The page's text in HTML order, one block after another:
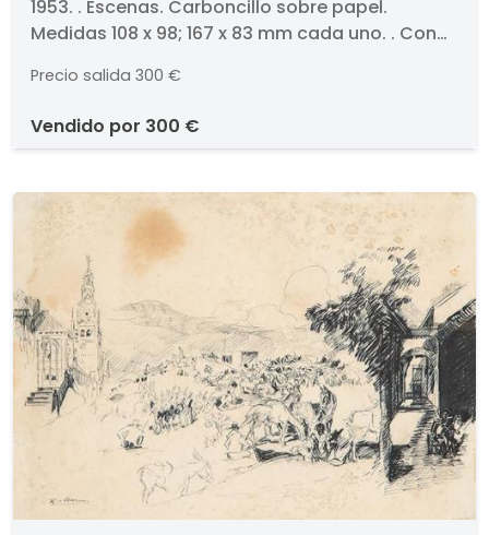
1953. . Escenas. Carboncillo sobre papel.
Medidas 108 x 98; 167 x 83 mm cada uno. . Con
Precio salida 300 €
vendido por 300 €